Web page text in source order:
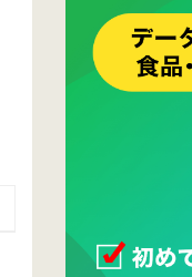
2017/05/17
2015/04/30